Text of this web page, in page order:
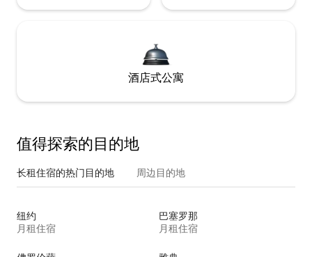
酒店式公寓
值得探索的目的地
长租住宿的热门目的地 周边目的地
纽约
月租住宿
巴塞罗那
月租住宿